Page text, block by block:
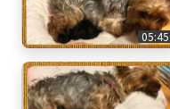
05:45